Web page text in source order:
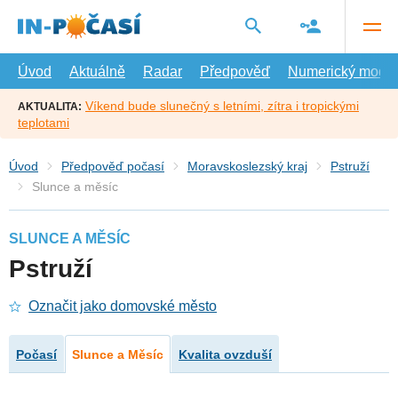
hlavní
Úvod
Aktuálně Radar Předpověď Numerický model
AKTUALITA: Víkend bude slunečný s letními, zítra i tropickými
teplotami
Úvod Předpověď počasí Moravskoslezský kraj
Pstruží
Slunce a měsíc
SLUNCE A MĚSÍC
Pstruží
Označit jako domovské město
Počasí Slunce a Měsíc Kvalita ovzduší